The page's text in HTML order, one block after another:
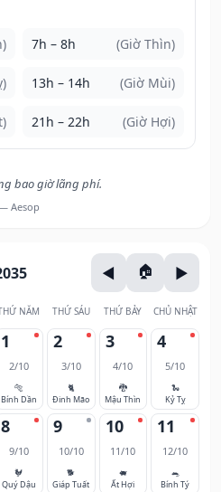
7h – 8h (Giờ Thìn)
13h – 14h (Giờ Mùi)
21h – 22h (Giờ Hợi)
bao giờ lãng phí.
Aesop
NĂM THỨ SÁU THỨ BẢY CHỦ NHẬT
1
2/10
🐅
Bính Dần
2
3/10
🐈
Đinh Mão
3
4/10
🐉
Mậu Thìn
4
5/10
🐍
Kỷ Tỵ
8
9/10
🐓
Quý Dậu
9
10/10
🐕
Giáp Tuất
10
11/10
🐖
Ất Hợi
11
12/10
🐀
Bính Tý